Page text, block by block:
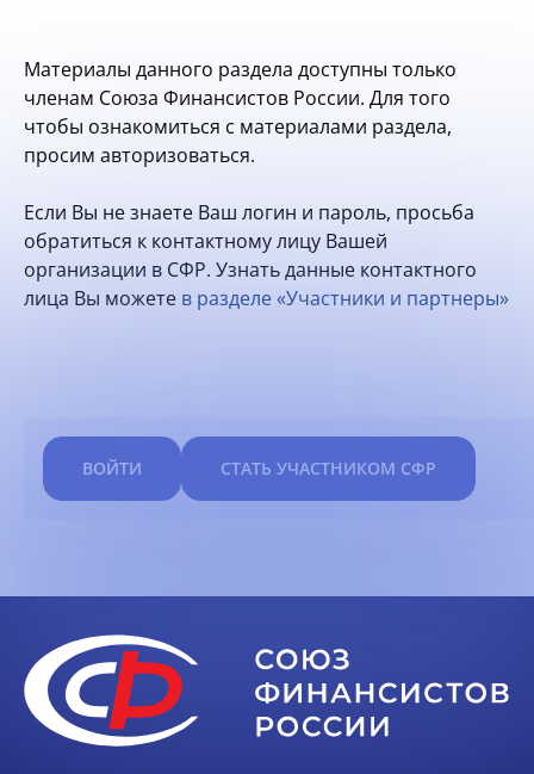
опытом
Вступить
Материалы данного раздела доступны только
членам Союза Финансистов России. Для того
чтобы ознакомиться с материалами раздела,
просим авторизоваться.
Если Вы не знаете Ваш логин и пароль, просьба
обратиться к контактному лицу Вашей
организации в СФР. Узнать данные контактного
лица Вы можете в разделе «Участники и партнеры»
ВОЙТИ СТАТЬ УЧАСТНИКОМ СФР